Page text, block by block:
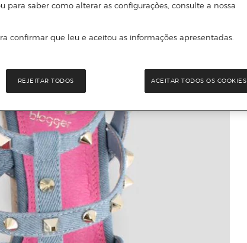
para saber como alterar as configurações, consulte a nossa
confirmar que leu e aceitou as informações apresentadas.
REJEITAR TODOS ACEITAR TODOS OS COOKIES